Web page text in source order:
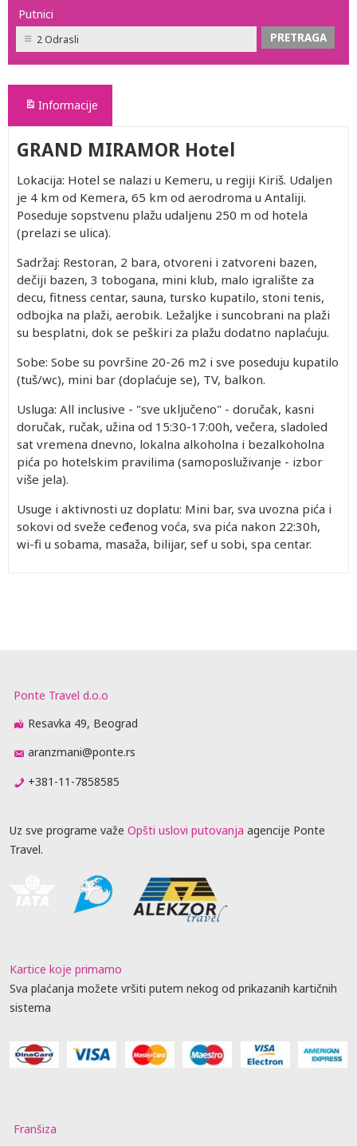
Putnici
2 Odrasli
Informacije
GRAND MIRAMOR Hotel
Lokacija: Hotel se nalazi u Kemeru, u regiji Kiriš. Udaljen
je 4 km od Kemera, 65 km od aerodroma u Antaliji.
Poseduje sopstvenu plažu udaljenu 250 m od hotela
(prelazi se ulica).
Sadržaj: Restoran, 2 bara, otvoreni i zatvoreni bazen,
dečiji bazen, 3 tobogana, mini klub, malo igralište za
decu, fitness centar, sauna, tursko kupatilo, stoni tenis,
odbojka na plaži, aerobik. Ležaljke i suncobrani na plaži
su besplatni, dok se peškiri za plažu dodatno naplaćuju.
Sobe: Sobe su površine 20-26 m2 i sve poseduju kupatilo
(tuš/wc), mini bar (doplaćuje se), TV, balkon.
Usluga: All inclusive - "sve uključeno" - doručak, kasni
doručak, ručak, užina od 15:30-17:00h, večera, sladoled
sat vremena dnevno, lokalna alkoholna i bezalkoholna
pića po hotelskim pravilima (samoposluživanje - izbor
više jela).
Usuge i aktivnosti uz doplatu: Mini bar, sva uvozna pića i
sokovi od sveže ceđenog voća, sva pića nakon 22:30h,
wi-fi u sobama, masaža, bilijar, sef u sobi, spa centar.
Ponte Travel d.o.o
Resavka 49, Beograd
aranzmani@ponte.rs
+381-11-7858585
Uz sve programe važe Opšti uslovi putovanja agencije Ponte
Travel.
Kartice koje primamo
Sva plaćanja možete vršiti putem nekog od prikazanih kartičnih
sistema
Franšiza